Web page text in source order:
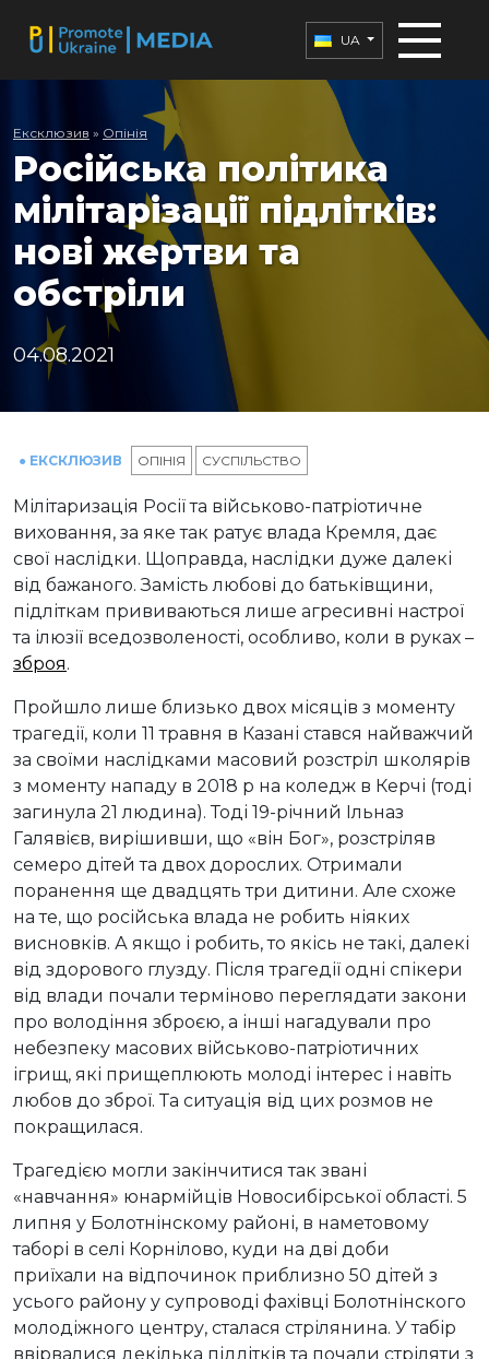
UA
Ексклюзив » Опінія
Російська політика
мілітарізації підлітків:
нові жертви та
обстріли
04.08.2021
● ЕКСКЛЮЗИВ ОПІНІЯ СУСПІЛЬСТВО
Мілітаризація Росії та військово-патріотичне
виховання, за яке так ратує влада Кремля, дає
свої наслідки. Щоправда, наслідки дуже далекі
від бажаного. Замість любові до батьківщини,
підліткам прививаються лише агресивні настрої
та ілюзії вседозволеності, особливо, коли в руках –
зброя.
Пройшло лише близько двох місяців з моменту
трагедії, коли 11 травня в Казані стався найважчий
за своїми наслідками масовий розстріл школярів
з моменту нападу в 2018 р на коледж в Керчі (тоді
загинула 21 людина). Тоді 19-річний Ільназ
Галявієв, вирішивши, що «він Бог», розстріляв
семеро дітей та двох дорослих. Отримали
поранення ще двадцять три дитини. Але схоже
на те, що російська влада не робить ніяких
висновків. А якщо і робить, то якісь не такі, далекі
від здорового глузду. Після трагедії одні спікери
від влади почали терміново переглядати закони
про володіння зброєю, а інші нагадували про
небезпеку масових військово-патріотичних
ігрищ, які прищеплюють молоді інтерес і навіть
любов до зброї. Та ситуація від цих розмов не
покращилася.
Трагедією могли закінчитися так звані
«навчання» юнармійців Новосибірської області. 5
липня у Болотнінскому районі, в наметовому
таборі в селі Корнілово, куди на дві доби
приїхали на відпочинок приблизно 50 дітей з
усього району у супроводі фахівці Болотнінского
молодіжного центру, сталася стрілянина. У табір
ввірвалися декілька підлітків та почали стріляти з